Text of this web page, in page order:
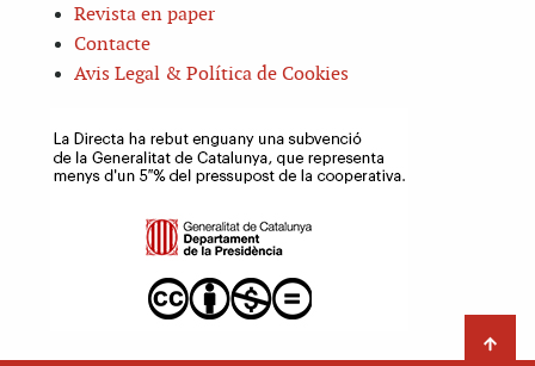
Revista en paper
Contacte
Avis Legal & Política de Cookies